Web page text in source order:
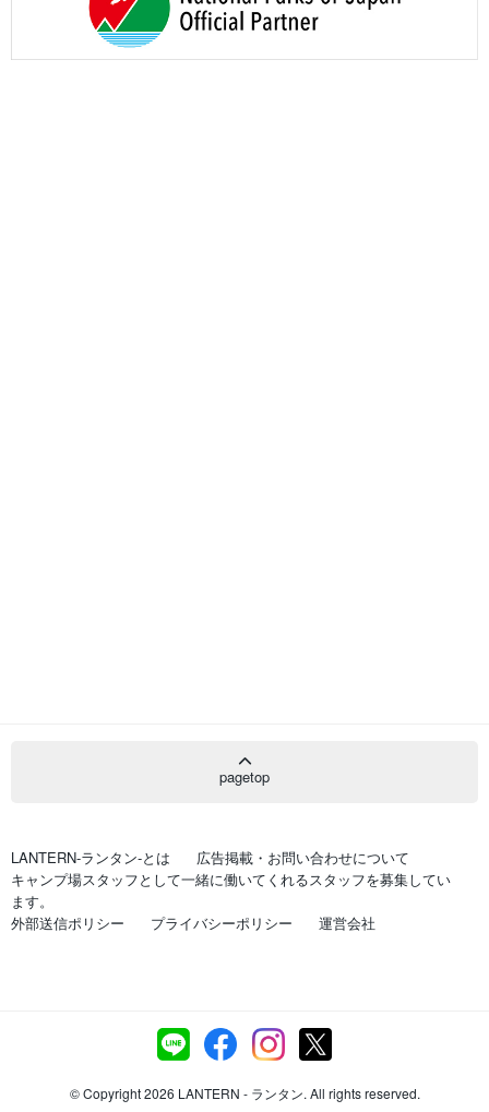
pagetop
LANTERN-ランタン-とは
広告掲載・お問い合わせについて
キャンプ場スタッフとして一緒に働いてくれるスタッフを募集してい
ます。
外部送信ポリシー
プライバシーポリシー 運営会社
© Copyright 2026 LANTERN - ランタン. All rights reserved.